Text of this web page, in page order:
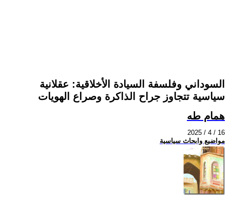
السوداني وفلسفة السيادة الأخلاقية: عقلانية
سياسية تتجاوز جراح الذاكرة وصراع الهويات
همام طه
2025 / 4 / 16
مواضيع وابحاث سياسية